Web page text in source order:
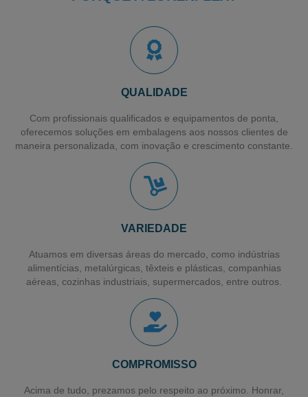
Embalagem para E-Commerce
Distribuidor de Filme Stretch em SP
Distribuidor de Bobina de PVC
Distribuidor de Fita Transparente
Distribuidor de Fita Adesiva Larga
Sacos Plásticos para Talher
Sacos Plásticos Recicláveis
Sacos Plásticos Personalizados
QUALIDADE
Com profissionais qualificados e equipamentos de ponta,
oferecemos soluções em embalagens aos nossos clientes de
maneira personalizada, com inovação e crescimento constante.
VARIEDADE
Atuamos em diversas áreas do mercado, como indústrias
alimentícias, metalúrgicas, têxteis e plásticas, companhias
aéreas, cozinhas industriais, supermercados, entre outros.
COMPROMISSO
Acima de tudo, prezamos pelo respeito ao próximo. Honrar,